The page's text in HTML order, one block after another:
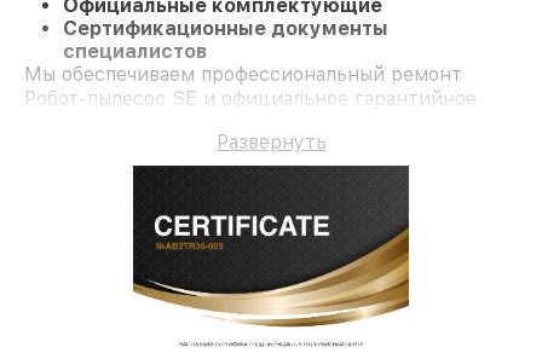
Официальные комплектующие
Сертификационные документы
специалистов
Мы обеспечиваем профессиональный ремонт
Робот-пылесос SE и официальное гарантийное
Развернуть